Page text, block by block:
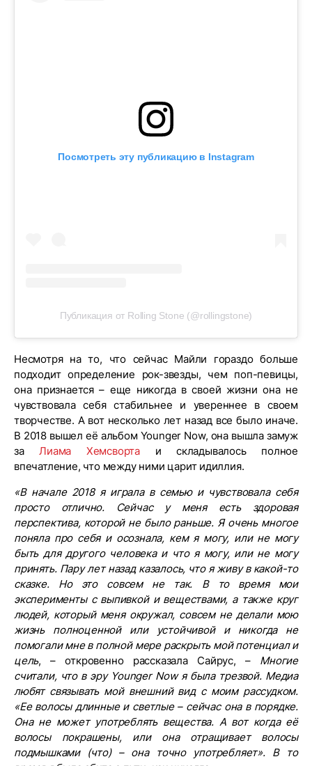
Посмотреть эту публикацию в Instagram
Публикация от Rolling Stone (@rollingstone)
Несмотря на то, что сейчас Майли гораздо больше
подходит определение рок-звезды, чем поп-певицы,
она признается – еще никогда в своей жизни она не
чувствовала себя стабильнее и увереннее в своем
творчестве. А вот несколько лет назад все было иначе.
В 2018 вышел её альбом Younger Now, она вышла замуж
заЛиама Хемсворта и складывалось полное
впечатление, что между ними царит идиллия.
«В начале 2018 я играла в семью и чувствовала себя
просто отлично. Сейчас у меня есть здоровая
перспектива, которой не было раньше. Я очень многое
поняла про себя и осознала, кем я могу, или не могу
быть для другого человека и что я могу, или не могу
принять. Пару лет назад казалось, что я живу в какой-то
сказке. Но это совсем не так. В то время мои
эксперименты с выпивкой и веществами, а также круг
людей, который меня окружал, совсем не делали мою
жизнь полноценной или устойчивой и никогда не
помогали мне в полной мере раскрыть мой потенциал и
цель, – откровенно рассказала Сайрус, – Многие
считали, что в эру Younger Now я была трезвой. Медиа
любят связывать мой внешний вид с моим рассудком.
«Ее волосы длинные и светлые – сейчас она в порядке.
Она не может употреблять вещества. А вот когда её
волосы покрашены, или она отращивает волосы
подмышками (что) – она точно употребляет». В то